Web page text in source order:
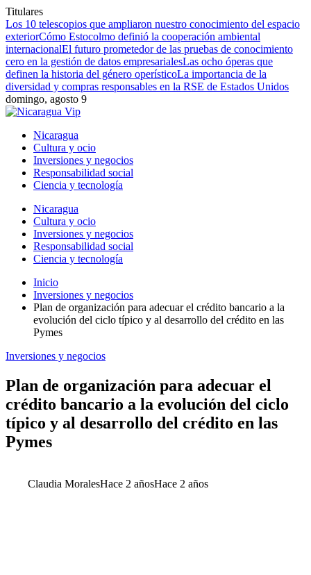
Titulares
Los 10 telescopios que ampliaron nuestro conocimiento del espacio
exteriorCómo Estocolmo definió la cooperación ambiental
internacionalEl futuro prometedor de las pruebas de conocimiento
cero en la gestión de datos empresarialesLas ocho óperas que
definen la historia del género operísticoLa importancia de la
diversidad y compras responsables en la RSE de Estados Unidos
domingo, agosto 9
Nicaragua
Cultura y ocio
Inversiones y negocios
Responsabilidad social
Ciencia y tecnología
Nicaragua
Cultura y ocio
Inversiones y negocios
Responsabilidad social
Ciencia y tecnología
Inicio
Inversiones y negocios
Plan de organización para adecuar el crédito bancario a la
evolución del ciclo típico y al desarrollo del crédito en las
Pymes
Inversiones y negocios
Plan de organización para adecuar el
crédito bancario a la evolución del ciclo
típico y al desarrollo del crédito en las
Pymes
Claudia MoralesHace 2 añosHace 2 años